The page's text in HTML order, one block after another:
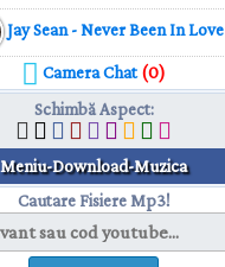
Jay Sean - Never Been In Love
Camera Chat(0)
Schimbă Aspect:
Meniu-Download-Muzica
Cautare Fisiere Mp3!